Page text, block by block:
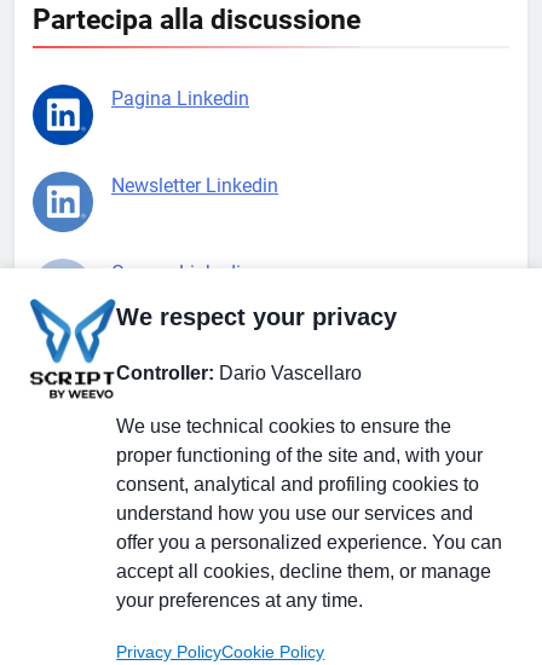
Partecipa alla discussione
Pagina Linkedin
Newsletter Linkedin
Gruppo Linkedin
X.com
Il Giornale delle PMI.
Testata giornalistica
Privacy PolicyCookie
We respect your privacy
Controller: Dario Vascellaro
We use technical cookies to ensure the
proper functioning of the site and, with your
consent, analytical and profiling cookies to
understand how you use our services and
offer you a personalized experience. You can
accept all cookies, decline them, or manage
your preferences at any time.
Privacy PolicyCookie Policy